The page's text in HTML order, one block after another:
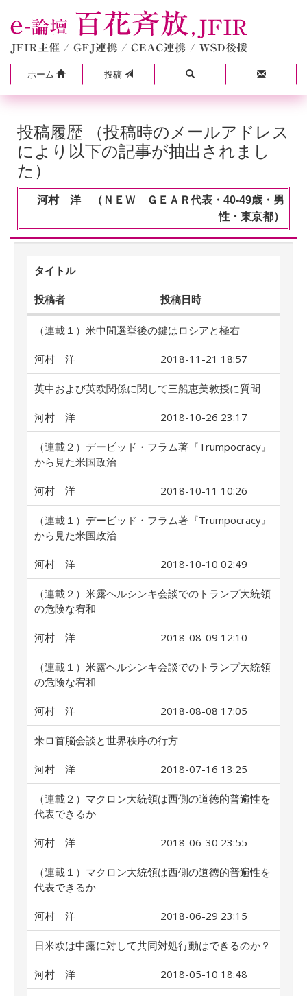
ホーム 投稿
投稿履歴 （投稿時のメールアドレス
により以下の記事が抽出されまし
た）
河村 洋 （ＮＥＷ ＧＥＡＲ代表・40-49歳・男
性・東京都）
タイトル
投稿者 投稿日時
（連載１）米中間選挙後の鍵はロシアと極右
河村 洋 2018-11-21 18:57
英中および英欧関係に関して三船恵美教授に質問
河村 洋 2018-10-26 23:17
（連載２）デービッド・フラム著『Trumpocracy』
から見た米国政治
河村 洋 2018-10-11 10:26
（連載１）デービッド・フラム著『Trumpocracy』
から見た米国政治
河村 洋 2018-10-10 02:49
（連載２）米露ヘルシンキ会談でのトランプ大統領
の危険な宥和
河村 洋 2018-08-09 12:10
（連載１）米露ヘルシンキ会談でのトランプ大統領
の危険な宥和
河村 洋 2018-08-08 17:05
米ロ首脳会談と世界秩序の行方
河村 洋 2018-07-16 13:25
（連載２）マクロン大統領は西側の道徳的普遍性を
代表できるか
河村 洋 2018-06-30 23:55
（連載１）マクロン大統領は西側の道徳的普遍性を
代表できるか
河村 洋 2018-06-29 23:15
日米欧は中露に対して共同対処行動はできるのか？
河村 洋 2018-05-10 18:48